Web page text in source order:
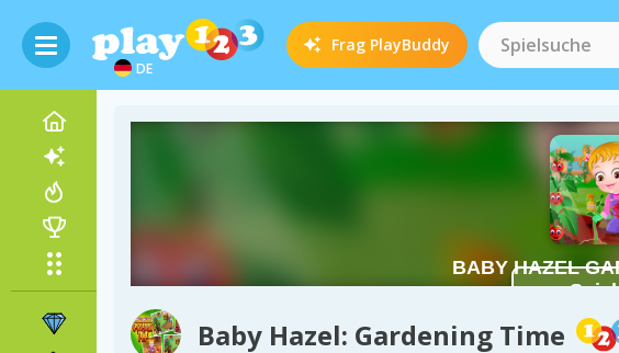
DE
Frag PlayBuddy
Baby Hazel: Gardening Time